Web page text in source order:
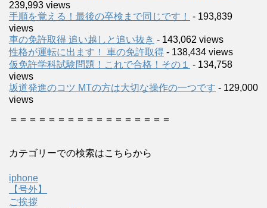
239,993 views
手順を覚える！最後の卒検まで同じです！
- 193,839
views
車の免許取得 追い越しと追い抜き - 143,062 views
性格が運転に出ます！ 車の免許取得 - 138,434 views
仮免許学科試験問題！これで合格！その１
- 134,758
views
坂道発進のコツ MTの方は大切な操作の一つです - 129,000
views
＝＝＝＝＝＝＝＝＝＝＝＝＝＝＝＝＝
カテゴリーでの検索はこちらから
iphone
【号外】
ご挨拶